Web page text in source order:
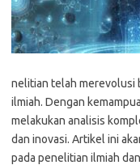
nelitian telah merevolusi
ilmiah. Dengan
melakukan analisis
dan inovasi. Artikel ini
pada penelitian ilmiah